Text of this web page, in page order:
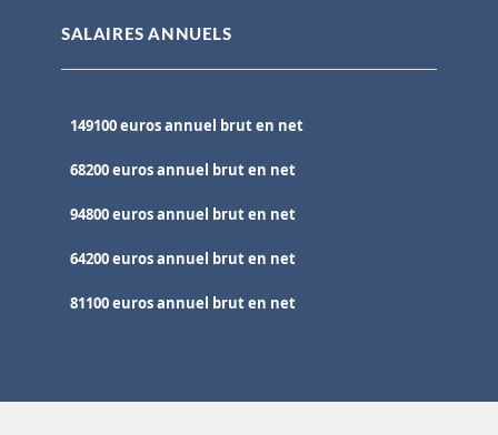
SALAIRES ANNUELS
149100 euros annuel brut en net
68200 euros annuel brut en net
94800 euros annuel brut en net
64200 euros annuel brut en net
81100 euros annuel brut en net